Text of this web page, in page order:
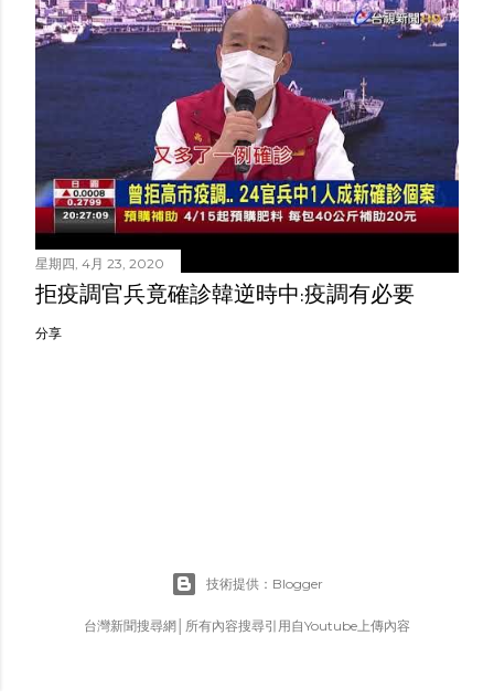
星期四, 4月 23, 2020
拒疫調官兵竟確診韓逆時中:疫調有必要
分享
技術提供：Blogger
台灣新聞搜尋網│所有內容搜尋引用自Youtube上傳內容